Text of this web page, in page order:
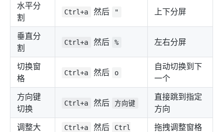
水平分
割
Ctrl+a 然后 " 上下分屏
垂直分
割
Ctrl+a 然后 % 左右分屏
切换窗
格
Ctrl+a 然后 o
自动切换到下
一个
方向键
切换
Ctrl+a 然后 方向键
直接跳到指定
方向
调整大
Ctrl+a 然后
Ctrl
拖拽调整窗格